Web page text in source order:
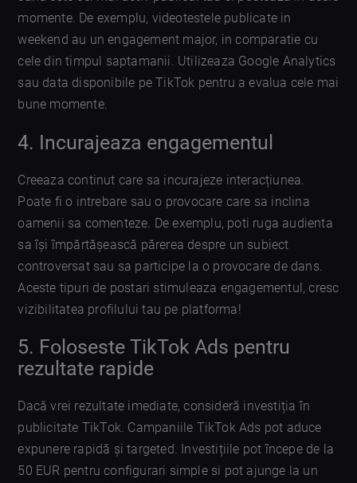
momente. De exemplu, videotestele publicate in
weekend au un engagement major, in comparatie cu
cele din timpul saptamanii. Utilizeaza Google Analytics
sau data disponibile pe TikTok pentru a evalua cele mai
bune momente.
4. Incurajeaza engagementul
Creeaza continut care sa incurajeze interacțiunea.
Poate fi o intrebare sau o provocare care sa inclina
oamenii sa comenteze. De exemplu, poti ruga audienta
sa își împărtășească părerea despre un subiect
controversat sau sa participe la o provocare de dans.
Aceste tipuri de postari stimuleaza engagementul, cresc
vizibilitatea profilului tau pe platforma!
5. Foloseste TikTok Ads pentru
rezultate rapide
Dacă vrei rezultate imediate, consideră investiția în
publicitate TikTok. Campaniile TikTok Ads pot aduce
expunere rapidă și targeted. Investițiile pot începe de la
50 EUR pentru configurari simple si pot ajunge la un